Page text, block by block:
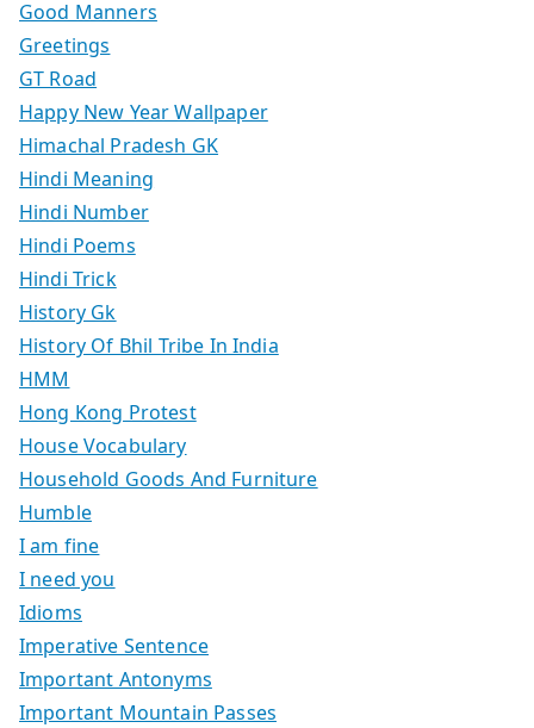
Good Manners
Greetings
GT Road
Happy New Year Wallpaper
Himachal Pradesh GK
Hindi Meaning
Hindi Number
Hindi Poems
Hindi Trick
History Gk
History Of Bhil Tribe In India
HMM
Hong Kong Protest
House Vocabulary
Household Goods And Furniture
Humble
I am fine
I need you
Idioms
Imperative Sentence
Important Antonyms
Important Mountain Passes